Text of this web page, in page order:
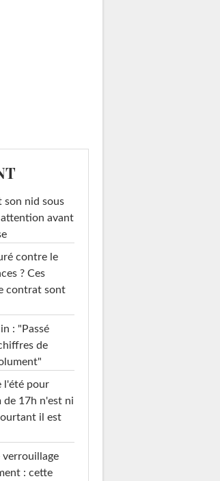
son nid sous
avant
contre le
? Ces
contrat sont
: "Passé
de
l'été pour
de 17h n'est ni
il est
verrouillage
: cette